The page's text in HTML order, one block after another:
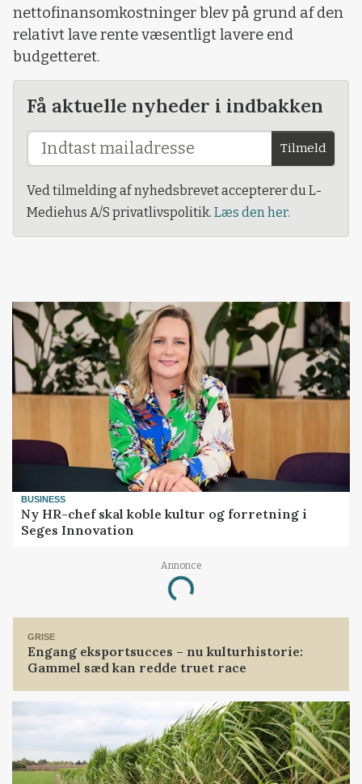
nettofinansomkostninger blev på grund af den
relativt lave rente væsentligt lavere end
budgetteret.
Få aktuelle nyheder i indbakken
Tilmeld
Ved tilmelding af nyhedsbrevet accepterer du L-
Mediehus A/S privatlivspolitik. Læs den her.
BUSINESS
Ny HR-chef skal koble kultur og forretning i
Seges Innovation
Annonce
Loading...
GRISE
Engang eksportsucces – nu kulturhistorie:
Gammel sæd kan redde truet race